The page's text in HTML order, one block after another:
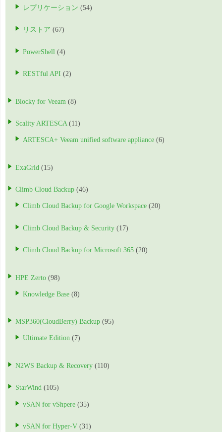
レプリケーション (54)
リストア (67)
PowerShell (4)
RESTful API (2)
Blocky for Veeam (8)
Scality ARTESCA (11)
ARTESCA+ Veeam unified software appliance (6)
ExaGrid (15)
Climb Cloud Backup (46)
Climb Cloud Backup for Google Workspace (20)
Climb Cloud Backup & Security (17)
Climb Cloud Backup for Microsoft 365 (20)
HPE Zerto (98)
Knowledge Base (8)
MSP360(CloudBerry) Backup (95)
Ultimate Edition (7)
N2WS Backup & Recovery (110)
StarWind (105)
vSAN for vShpere (35)
vSAN for Hyper-V (31)